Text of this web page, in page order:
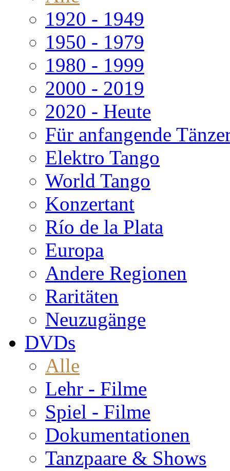
1920 - 1949
1950 - 1979
1980 - 1999
2000 - 2019
2020 - Heute
Für anfangende
Elektro Tango
World Tango
Konzertant
Río de la Plata
Europa
Andere Regionen
Raritäten
Neuzugänge
DVDs
Alle
Lehr - Filme
Spiel - Filme
Dokumentationen
Tanzpaare & Shows